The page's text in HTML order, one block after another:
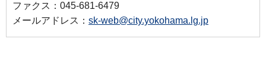
ファクス：045-681-6479
メールアドレス： sk-web@city.yokohama.lg.jp